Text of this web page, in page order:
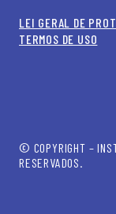
LEI GERAL DE
TERMOS DE USO
© COPYRIGHT –
RESERVADOS.